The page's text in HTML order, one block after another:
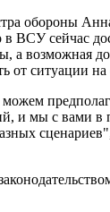
обороны
в ВСУ сейчас
а возможная
от ситуации
и мы с вами